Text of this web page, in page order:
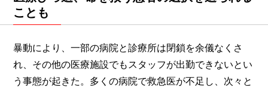
ことも
暴動により、一部の病院と診療所は閉鎖を余儀なくさ
れ、その他の医療施設でもスタッフが出勤できないとい
う事態が起きた。多くの病院で救急医が不足し、次々と